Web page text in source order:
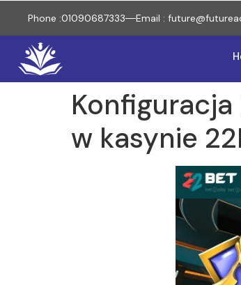
Phone :01090687333 Email :
Konfiguracja
w kasynie